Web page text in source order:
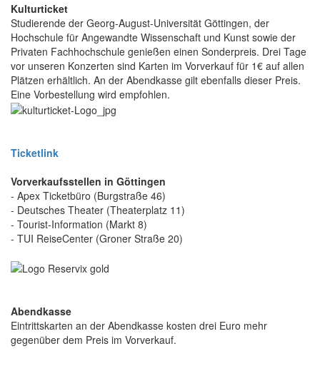
Kulturticket
Studierende der Georg-August-Universität Göttingen, der
Hochschule für Angewandte Wissenschaft und Kunst sowie der
Privaten Fachhochschule genießen einen Sonderpreis. Drei Tage
vor unseren Konzerten sind Karten im Vorverkauf für 1€ auf allen
Plätzen erhältlich. An der Abendkasse gilt ebenfalls dieser Preis.
Eine Vorbestellung wird empfohlen.
Ticketlink
Vorverkaufsstellen in Göttingen
- Apex Ticketbüro (Burgstraße 46)
- Deutsches Theater (Theaterplatz 11)
- Tourist-Information (Markt 8)
- TUI ReiseCenter (Groner Straße 20)
Abendkasse
Eintrittskarten an der Abendkasse kosten drei Euro mehr
gegenüber dem Preis im Vorverkauf.